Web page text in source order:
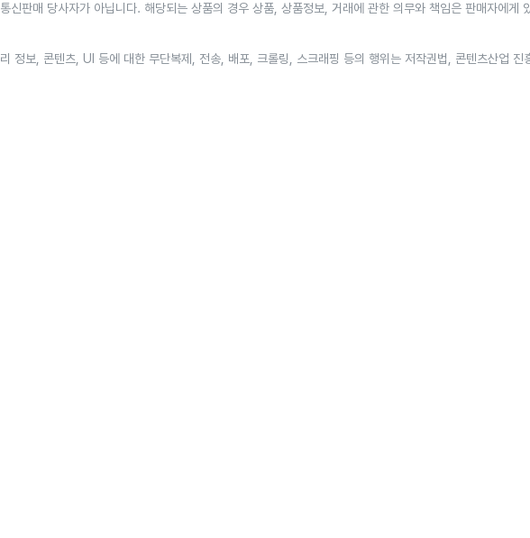
ENGLISH GUIDE
비즈니스형
신판매 당사자가 아닙니다. 해당되는 상품의 경우 상품, 상품정보, 거래에 관한 의무와 책임은 판매자에게
정보, 콘텐츠, UI 등에 대한 무단복제, 전송, 배포, 크롤링, 스크래핑 등의 행위는 저작권법, 콘텐츠산업 진